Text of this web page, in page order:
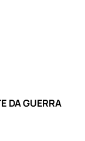
DA GUERRA